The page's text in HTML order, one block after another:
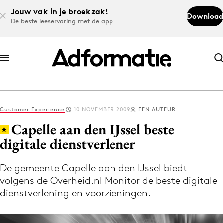
Jouw vak in je broekzak!
De beste leeservaring met de app
Download
Abonneer nu
Abonneer nu
Log in
Volg het laatste nieuws via de Adformatie
Nieuws app
Customer Experience 10 NOVEMBER 2009 EEN AUTEUR
Capelle aan den IJssel beste
digitale dienstverlener
De gemeente Capelle aan den IJssel biedt
volgens de Overheid.nl Monitor de beste digitale
dienstverlening en voorzieningen.